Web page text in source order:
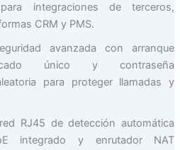
integraciones de terceros,
CRM y PMS.
avanzada con arranque
único y contraseña
para proteger llamadas y
RJ45 de detección automática
integrado y enrutador NAT